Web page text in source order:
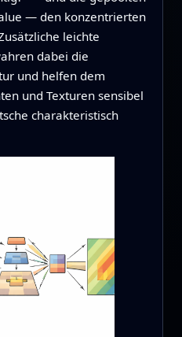
— den konzentrierten
leichte
dabei die
und helfen dem
und Texturen sensibel
charakteristisch